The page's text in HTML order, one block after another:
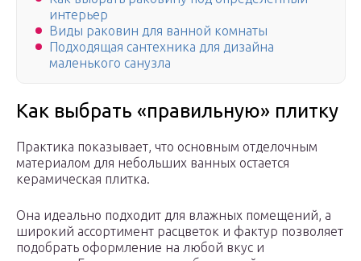
интерьер
Виды раковин для ванной комнаты
Подходящая сантехника для дизайна
маленького санузла
Как выбрать «правильную» плитку
Практика показывает, что основным отделочным
материалом для небольших ванных остается
керамическая плитка.
Она идеально подходит для влажных помещений, а
широкий ассортимент расцветок и фактур позволяет
подобрать оформление на любой вкус и